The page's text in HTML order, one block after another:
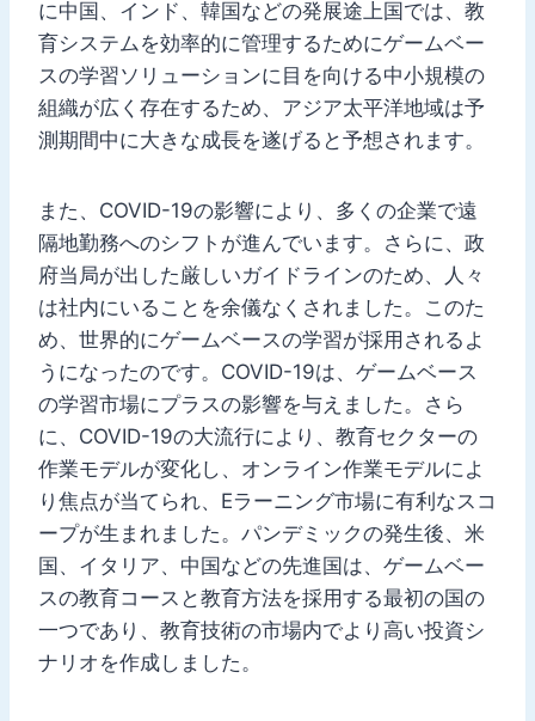
に中国、インド、韓国などの発展途上国では、教
育システムを効率的に管理するためにゲームベー
スの学習ソリューションに目を向ける中小規模の
組織が広く存在するため、アジア太平洋地域は予
測期間中に大きな成長を遂げると予想されます。
また、COVID-19の影響により、多くの企業で遠
隔地勤務へのシフトが進んでいます。さらに、政
府当局が出した厳しいガイドラインのため、人々
は社内にいることを余儀なくされました。このた
め、世界的にゲームベースの学習が採用されるよ
うになったのです。COVID-19は、ゲームベース
の学習市場にプラスの影響を与えました。さら
に、COVID-19の大流行により、教育セクターの
作業モデルが変化し、オンライン作業モデルによ
り焦点が当てられ、Eラーニング市場に有利なスコ
ープが生まれました。パンデミックの発生後、米
国、イタリア、中国などの先進国は、ゲームベー
スの教育コースと教育方法を採用する最初の国の
一つであり、教育技術の市場内でより高い投資シ
ナリオを作成しました。